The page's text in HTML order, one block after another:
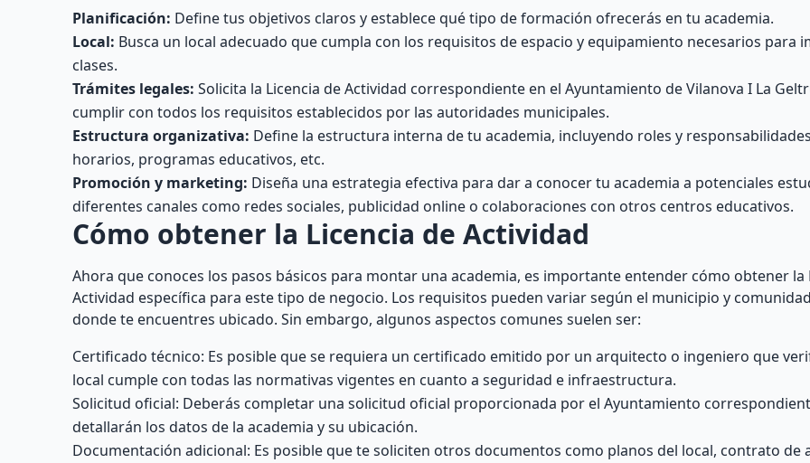
Planificación: Define tus objetivos claros y establece qué tipo de formación ofrecerás en tu academia.
Local: Busca un local adecuado que cumpla con los requisitos de espacio y equipamiento necesarios para
clases.
Trámites legales: Solicita la Licencia de Actividad correspondiente en el Ayuntamiento de Vilanova I La
cumplir con todos los requisitos establecidos por las autoridades municipales.
Estructura organizativa: Define la estructura interna de tu academia, incluyendo roles y
horarios, programas educativos, etc.
Promoción y marketing: Diseña una estrategia efectiva para dar a conocer tu academia a potenciales
diferentes canales como redes sociales, publicidad online o colaboraciones con otros centros educativos.
Cómo obtener la Licencia de Actividad
Ahora que conoces los pasos básicos para montar una academia, es importante entender cómo obtener la
Actividad específica para este tipo de negocio. Los requisitos pueden variar según el municipio y
donde te encuentres ubicado. Sin embargo, algunos aspectos comunes suelen ser:
Certificado técnico: Es posible que se requiera un certificado emitido por un arquitecto o ingeniero que
local cumple con todas las normativas vigentes en cuanto a seguridad e infraestructura.
Solicitud oficial: Deberás completar una solicitud oficial proporcionada por el Ayuntamiento
detallarán los datos de la academia y su ubicación.
Documentación adicional: Es posible que te soliciten otros documentos como planos del local, contrato de